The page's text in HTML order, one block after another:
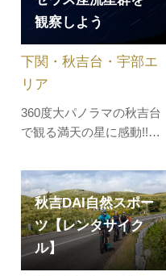
は秋吉台のお話や写真タイ
さんで最終…
観察しよう
360度大パノラマの秋吉台
で観る満天の星に感動!!星
いてあなたも星博士に？秋
吉台で極大ペルセウス座流
星群を観察しよう!!今年は
新月なのでばっちりペルセ
ウス座流星群が見えそうで
す～望遠鏡キットを作成、
下関・秋吉台・宇部エ
リア
秋吉DAI自然スポー
ツ【レンタサイク
ル】